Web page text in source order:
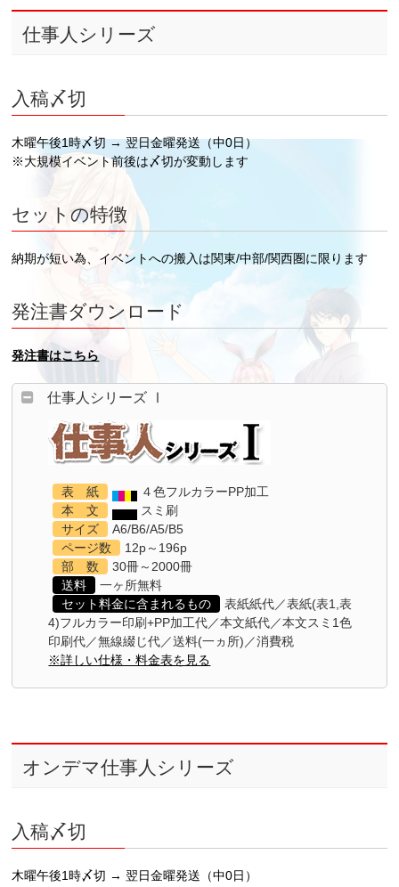
仕事人シリーズ
入稿〆切
木曜午後1時〆切 → 翌日金曜発送（中0日）
※大規模イベント前後は〆切が変動します
セットの特徴
納期が短い為、イベントへの搬入は関東/中部/関西圏に限ります
発注書ダウンロード
発注書はこちら
仕事人シリーズ Ⅰ
表 紙
４色フルカラーPP加工
本 文
スミ刷
サイズ
A6/B6/A5/B5
ページ数
12p～196p
部 数
30冊～2000冊
送料
一ヶ所無料
セット料金に含まれるもの
表紙紙代／表紙(表1,表
4)フルカラー印刷+PP加工代／本文紙代／本文スミ1色
印刷代／無線綴じ代／送料(一ヵ所)／消費税
※詳しい仕様・料金表を見る
オンデマ仕事人シリーズ
入稿〆切
木曜午後1時〆切 → 翌日金曜発送（中0日）